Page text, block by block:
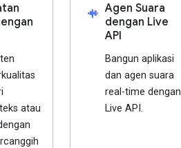
atau
android_recorder Agen Suara
dengan Live
API
Bangun aplikasi
dan agen suara
real-time dengan
Live API.